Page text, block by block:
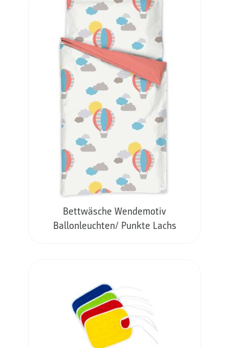
Bettwäsche Wendemotiv
Ballonleuchten/ Punkte Lachs